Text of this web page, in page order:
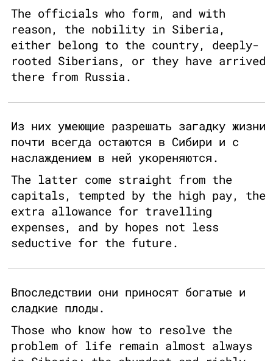
The officials who form, and with
reason, the nobility in Siberia,
either belong to the country, deeply-
rooted Siberians, or they have arrived
there from Russia.
Из них умеющие разрешать загадку жизни
почти всегда остаются в Сибири и с
наслаждением в ней укореняются.
The latter come straight from the
capitals, tempted by the high pay, the
extra allowance for travelling
expenses, and by hopes not less
seductive for the future.
Впоследствии они приносят богатые и
сладкие плоды.
Those who know how to resolve the
problem of life remain almost always